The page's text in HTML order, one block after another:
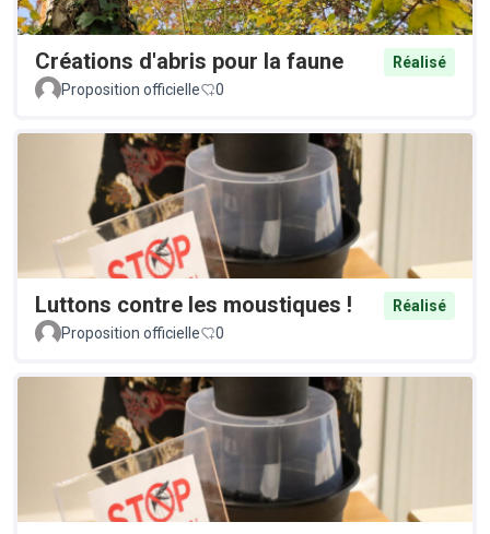
Créations d'abris pour la faune
Réalisé
Proposition officielle
0
Luttons contre les moustiques !
Réalisé
Proposition officielle
0